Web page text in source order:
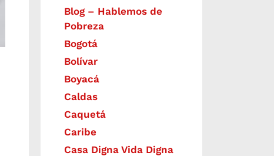
Blog – Hablemos de
Pobreza
Bogotá
Bolívar
Boyacá
Caldas
Caquetá
Caribe
Casa Digna Vida Digna